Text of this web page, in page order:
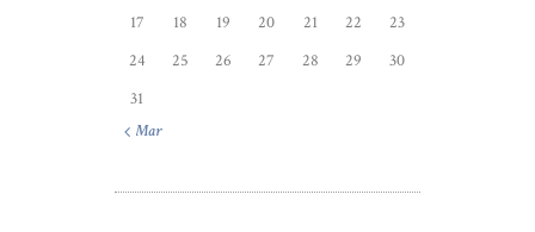
17
18 19 20 21 22
23
24
25 26 27 28 29
30
31
« Mar